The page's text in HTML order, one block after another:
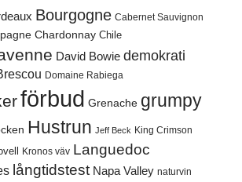
Bourgogne Cabernet Sauvignon
Chardonnay Chile
David Bowie demokrati
Domaine Rabiega
förbud Grenache grumpy
Hustrun Jeff Beck King Crimson
Kronos väv Languedoc
långtidstest Napa Valley naturvin